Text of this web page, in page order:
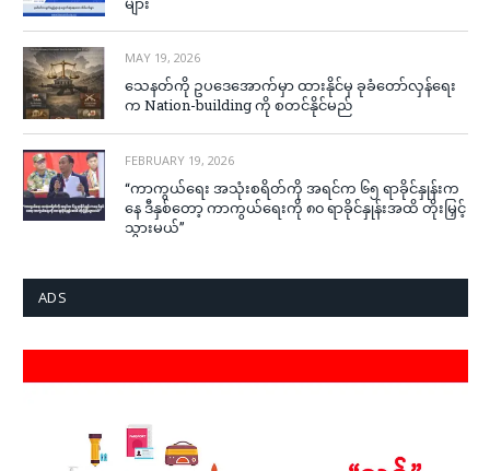
MAY 19, 2026
သေနတ်ကို ဥပဒေအောက်မှာ ထားနိုင်မှ ခုခံတော်လှန်ရေး
က Nation-building ကို စတင်နိုင်မည်
FEBRUARY 19, 2026
“ကာကွယ်ရေး အသုံးစရိတ်ကို အရင်က ၆၅ ရာခိုင်နှုန်းက
နေ ဒီနှစ်တော့ ကာကွယ်ရေးကို ၈၀ ရာခိုင်နှုန်းအထိ တိုးမြှင့်
သွားမယ်”
ADS